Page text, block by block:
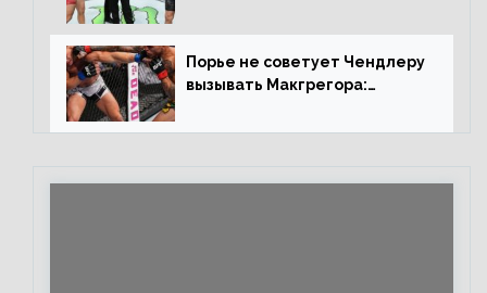
повторим»
Порье не советует Чендлеру
вызывать Макгрегора:
каждом бою, а Конор умеет